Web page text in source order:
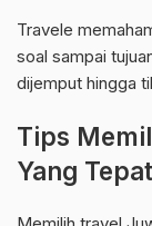
Travele
soal sampai
dijemput hingga
Tips
Yang Tepat